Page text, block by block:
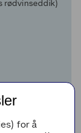
rødvinseddik)
for å